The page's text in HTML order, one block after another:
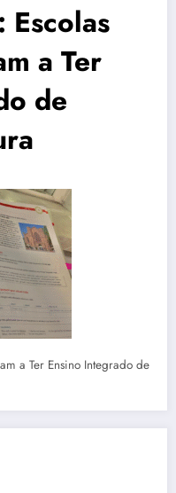
a Ter
de
a Ter Ensino Integrado de